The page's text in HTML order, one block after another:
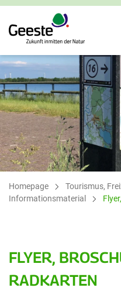
Homepage
Tourismus,
Informationsmaterial
FLYER,
RADKARTEN